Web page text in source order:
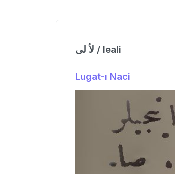
لأ لی / leali
Lugat-ı Naci